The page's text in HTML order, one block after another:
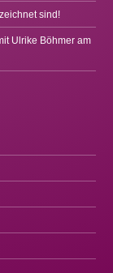
sind!
Ulrike Böhmer am